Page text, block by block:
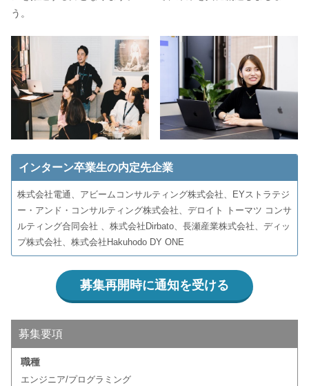
う。
インターン卒業生の内定先企業
株式会社電通、アビームコンサルティング株式会社、EYストラテジ
ー・アンド・コンサルティング株式会社、デロイト トーマツ コンサ
ルティング合同会社 、株式会社Dirbato、長瀬産業株式会社、ディッ
プ株式会社、株式会社Hakuhodo DY ONE
募集再開時に通知を受ける
募集要項
職種
エンジニア/プログラミング